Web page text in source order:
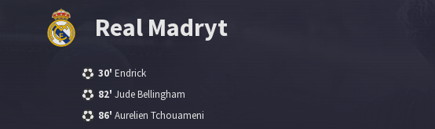
Real Madryt
30' Endrick
82' Jude Bellingham
86' Aurelien Tchouameni